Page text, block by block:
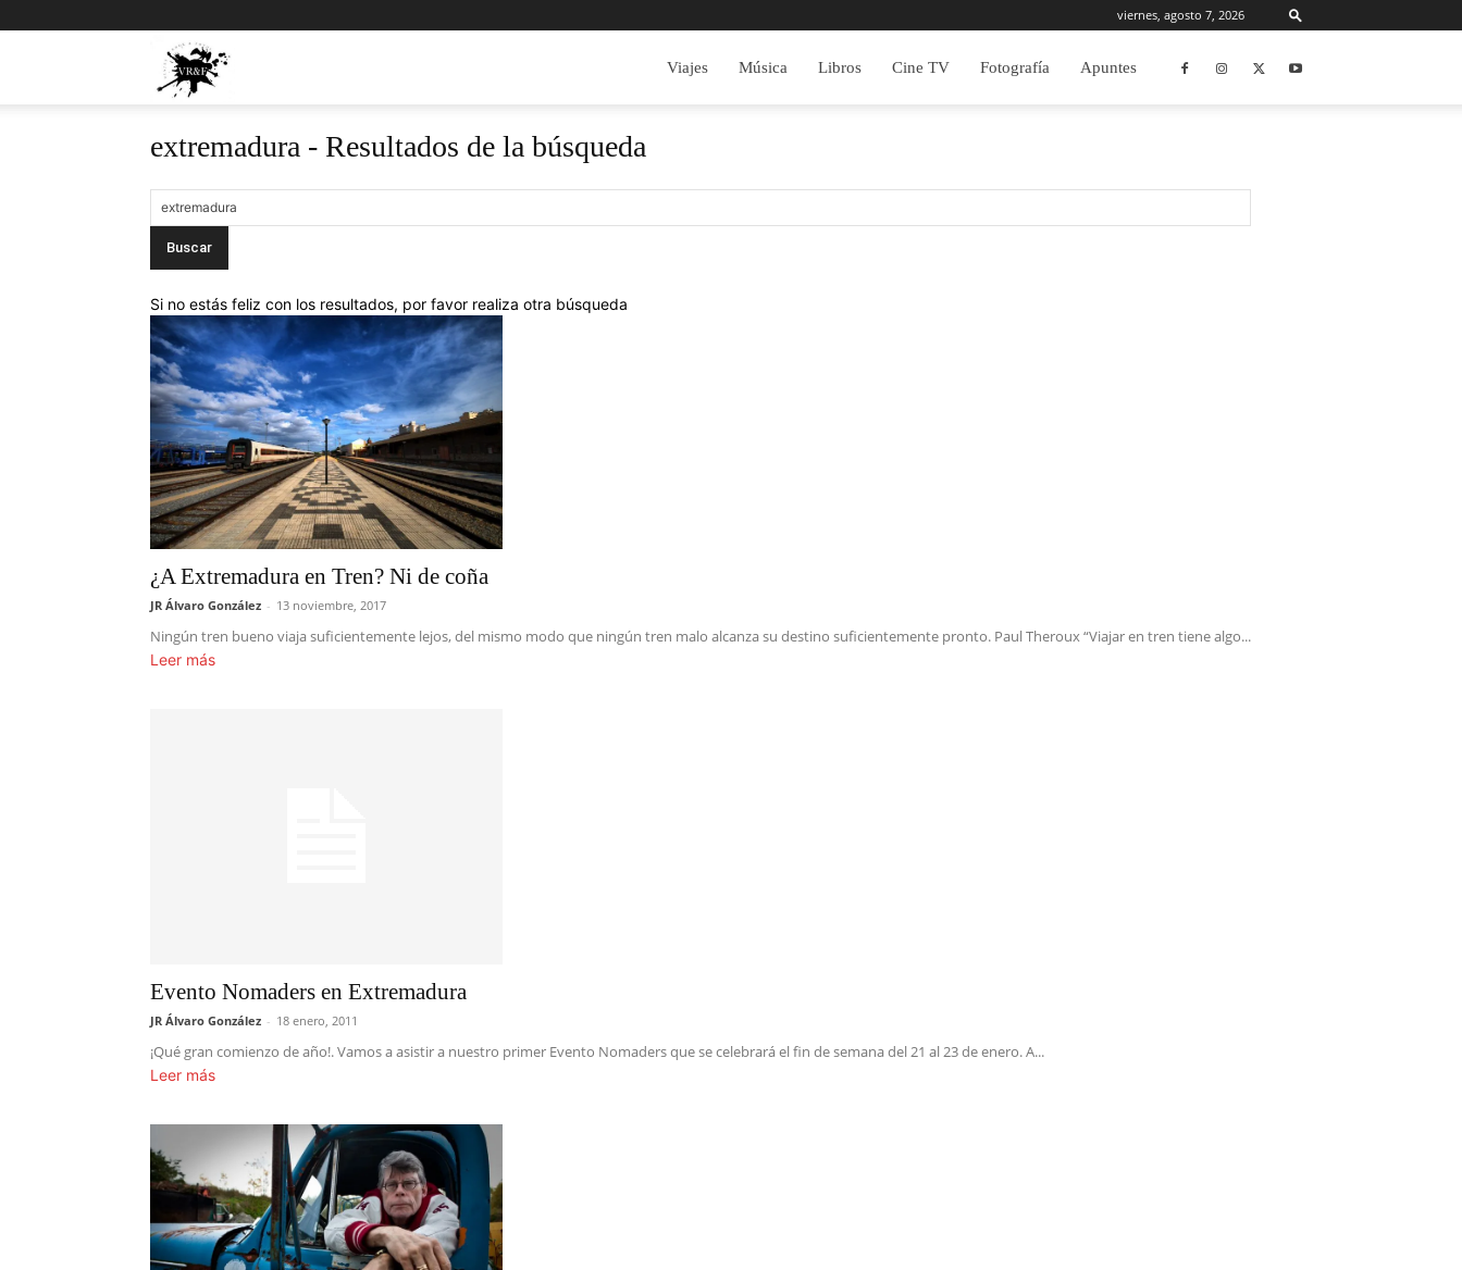
viernes, agosto 7, 2026
Rock
y
Viajes Música Libros Cine TV Fotografía Apuntes
extremadura - Resultados de la búsqueda
Si no estás feliz con los resultados, por favor realiza otra búsqueda
¿A Extremadura en Tren? Ni de coña
JR Álvaro González - 13 noviembre, 2017
Ningún tren bueno viaja suficientemente lejos, del mismo modo que ningún tren malo alcanza su destino suficientemente pronto. Paul Theroux “Viajar en tren tiene algo...
Leer más
Evento Nomaders en Extremadura
JR Álvaro González - 18 enero, 2011
¡Qué gran comienzo de año!. Vamos a asistir a nuestro primer Evento Nomaders que se celebrará el fin de semana del 21 al 23 de enero. A...
Leer más